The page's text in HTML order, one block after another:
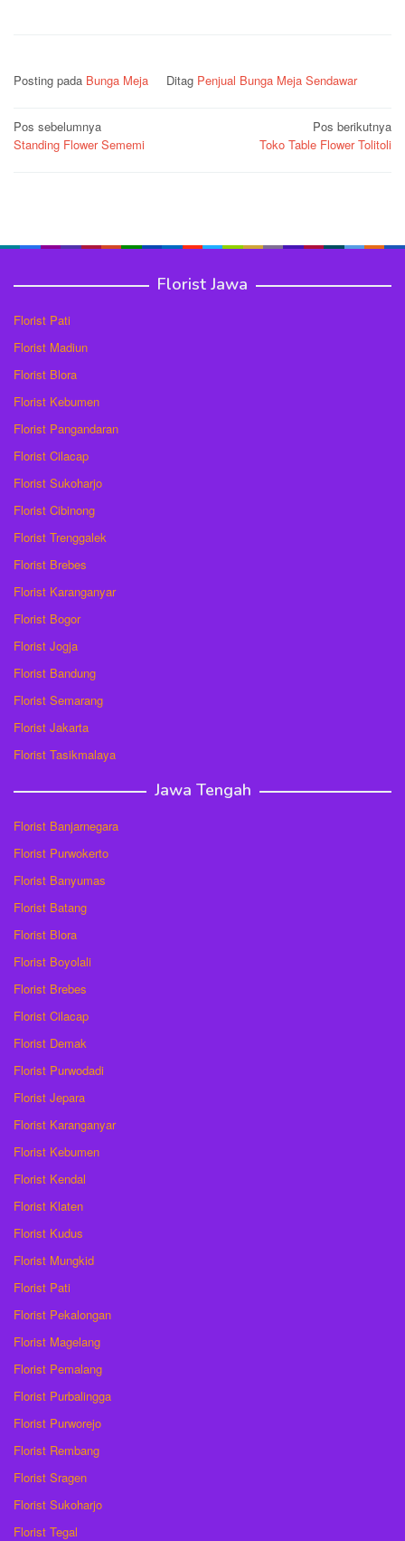
Posting pada Bunga Meja Ditag Penjual Bunga Meja Sendawar
Navigasi
pos
Pos sebelumnya
Standing Flower Sememi
Pos berikutnya
Toko Table Flower Tolitoli
Florist Jawa
Florist Pati
Florist Madiun
Florist Blora
Florist Kebumen
Florist Pangandaran
Florist Cilacap
Florist Sukoharjo
Florist Cibinong
Florist Trenggalek
Florist Brebes
Florist Karanganyar
Florist Bogor
Florist Jogja
Florist Bandung
Florist Semarang
Florist Jakarta
Florist Tasikmalaya
Jawa Tengah
Florist Banjarnegara
Florist Purwokerto
Florist Banyumas
Florist Batang
Florist Blora
Florist Boyolali
Florist Brebes
Florist Cilacap
Florist Demak
Florist Purwodadi
Florist Jepara
Florist Karanganyar
Florist Kebumen
Florist Kendal
Florist Klaten
Florist Kudus
Florist Mungkid
Florist Pati
Florist Pekalongan
Florist Magelang
Florist Pemalang
Florist Purbalingga
Florist Purworejo
Florist Rembang
Florist Sragen
Florist Sukoharjo
Florist Tegal